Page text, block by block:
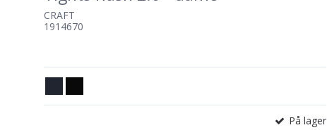
CRAFT
1914670
På lager